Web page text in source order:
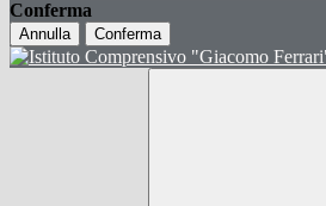
Conferma
Annulla Conferma